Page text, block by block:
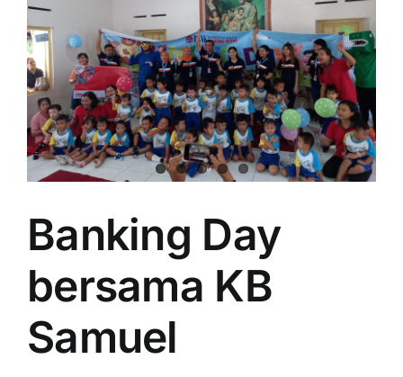
Banking Day
bersama KB
Samuel